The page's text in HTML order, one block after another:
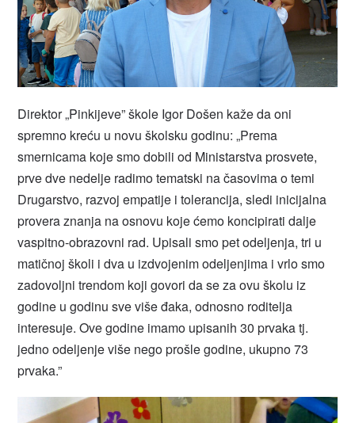
Direktor „Pinkijeve” škole Igor Došen kaže da oni
spremno kreću u novu školsku godinu: „Prema
smernicama koje smo dobili od Ministarstva prosvete,
prve dve nedelje radimo tematski na časovima o temi
Drugarstvo, razvoj empatije i tolerancija, sledi inicijalna
provera znanja na osnovu koje ćemo koncipirati dalje
vaspitno-obrazovni rad. Upisali smo pet odeljenja, tri u
matičnoj školi i dva u izdvojenim odeljenjima i vrlo smo
zadovoljni trendom koji govori da se za ovu školu iz
godine u godinu sve više đaka, odnosno roditelja
interesuje. Ove godine imamo upisanih 30 prvaka tj.
jedno odeljenje više nego prošle godine, ukupno 73
prvaka.”